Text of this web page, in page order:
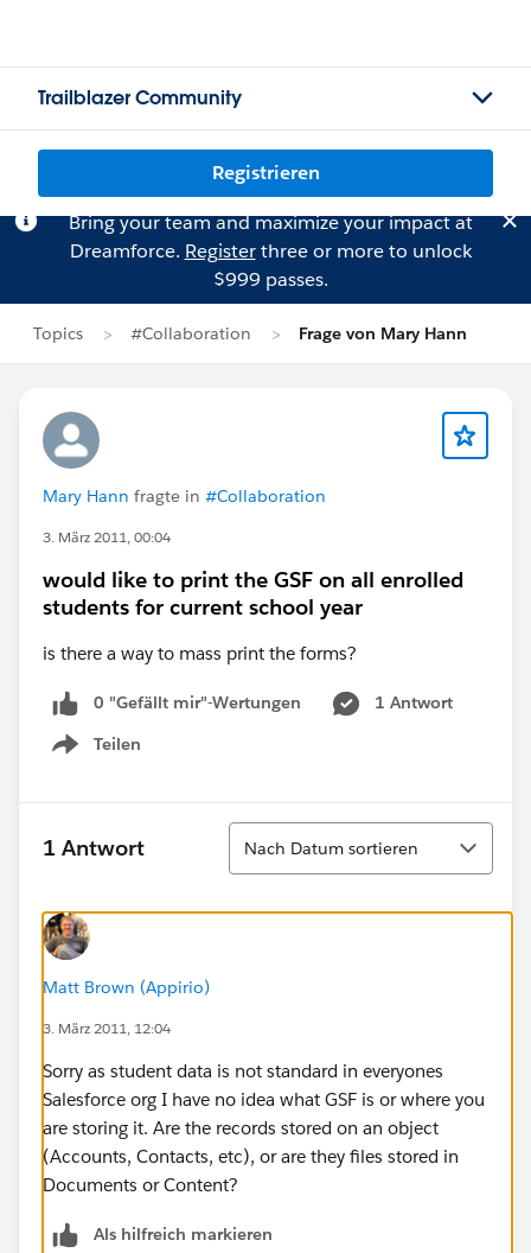
Trailblazer Community
Registrieren
Bring your team and maximize your impact at
Dreamforce. Registerthree or more to unlock
$999 passes.
Topics #Collaboration Frage von Mary Hann
Mary Hann fragte in #Collaboration
3. März 2011, 00:04
would like to print the GSF on all enrolled
students for current school year
is there a way to mass print the forms?
0 "Gefällt mir"-Wertungen
1 Antwort
Teilen
Show menu
1 Antwort
Sortieren
Nach Datum sortieren
Matt Brown (Appirio)
3. März 2011, 12:04
Sorry as student data is not standard in everyones
Salesforce org I have no idea what GSF is or where you
are storing it. Are the records stored on an object
(Accounts, Contacts, etc), or are they files stored in
Documents or Content?
Als hilfreich markieren